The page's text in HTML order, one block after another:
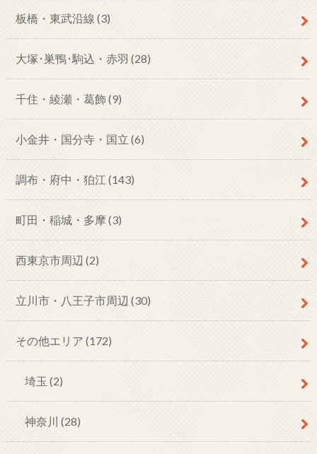
板橋・東武沿線 (3)
大塚･巣鴨･駒込・赤羽 (28)
千住・綾瀬・葛飾(9)
小金井・国分寺・国立 (6)
調布・府中・狛江 (143)
町田・稲城・多摩(3)
西東京市周辺 (2)
立川市・八王子市周辺 (30)
その他エリア (172)
埼玉 (2)
神奈川 (28)